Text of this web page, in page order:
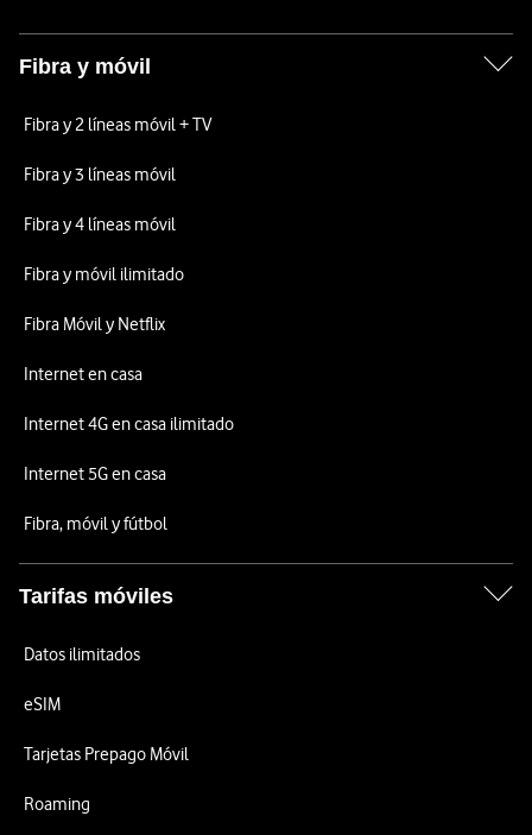
Fibra y móvil
Fibra y 2 líneas móvil + TV
Fibra y 3 líneas móvil
Fibra y 4 líneas móvil
Fibra y móvil ilimitado
Fibra Móvil y Netflix
Internet en casa
Internet 4G en casa ilimitado
Internet 5G en casa
Fibra, móvil y fútbol
Tarifas móviles
Datos ilimitados
eSIM
Tarjetas Prepago Móvil
Roaming